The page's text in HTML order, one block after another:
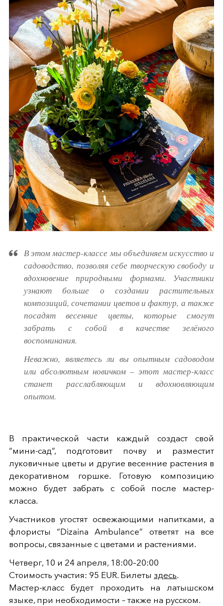
В этом мастер-классе мы объединяем искусство и
садоводство, позволяя себе творческую свободу и
вдохновение природными формами. Участники
узнают больше о создании растительных
композиций, сочетании цветов и фактур, а также
посадят весенние цветы, которые смогут
забрать с собой в качестве зелёного
воспоминания.
Неважно, являетесь ли вы опытным садоводом
или абсолютным новичком – этот мастер-класс
станет расслабляющим и вдохновляющим
опытом.
В практической части каждый создаст свой
“мини-сад”, подготовит почву и разместит
луковичные цветы и другие весенние растения в
декоративном горшке. Готовую композицию
можно будет забрать с собой после мастер-
класса.
Участников угостят освежающими напитками, а
флористы “Dizaina Ambulance” ответят на все
вопросы, связанные с цветами и растениями.
Четверг, 10 и 24 апреля, 18:00–20:00
Стоимость участия: 95 EUR. Билеты здесь.
Мастер-класс будет проходить на латышском
языке, при необходимости – также на русском.